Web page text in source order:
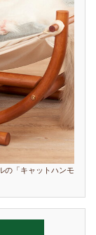
の「キャットハンモ